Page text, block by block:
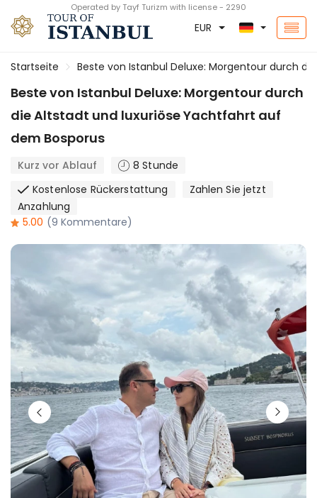
Operated by Tayf Turizm with license - 2290
EUR
Startseite Beste von Istanbul Deluxe: Morgentour durch
Beste von Istanbul Deluxe: Morgentour durch
die Altstadt und luxuriöse Yachtfahrt auf
dem Bosporus
Kurz vor Ablauf
8 Stunde
Kostenlose Rückerstattung
Zahlen Sie jetzt
Anzahlung
5.00 (9 Kommentare)